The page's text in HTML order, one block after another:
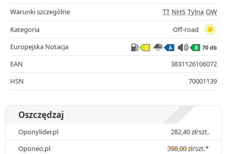
Warunki szczególne TT NHS Tylna OW
Kategoria
Off-road
Europejska Notacja
C A B 70 db
EAN
3831126106072
HSN
70001139
Oszczędzaj
Oponylider.pl 282,40zł/szt.
Oponeo.pl
398,00zł/szt.*